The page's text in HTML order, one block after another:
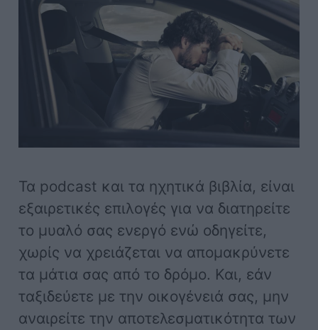
Τα podcast και τα ηχητικά βιβλία, είναι
εξαιρετικές επιλογές για να διατηρείτε
το μυαλό σας ενεργό ενώ οδηγείτε,
χωρίς να χρειάζεται να απομακρύνετε
τα μάτια σας από το δρόμο. Και, εάν
ταξιδεύετε με την οικογένειά σας, μην
αναιρείτε την αποτελεσματικότητα των